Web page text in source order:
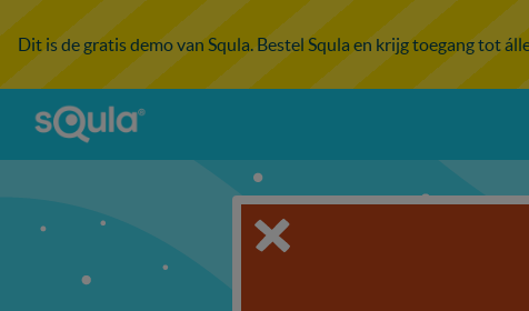
Dit is de gratis demo van Squla. Bestel Squla en krijg toegang tot